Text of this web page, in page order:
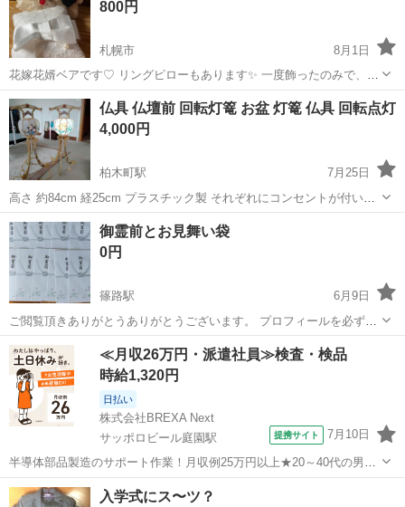
800円
札幌市
8月1日
花嫁花婿ベアです♡ リングピローもあります✨ 一度飾ったのみで、美
品です。 マスコットは、ウェディングベールもしていて、ストーンも
ついて、とても可愛らしいです！
北海道 札幌市 冠婚葬祭 リングピロー
仏具 仏壇前 回転灯篭 お盆 灯篭 仏具 回転点灯
4,000円
柏木町駅
7月25日
高さ 約84cm 経25cm プラスチック製 それぞれにコンセントが付いて
いて 電球の熱で灯篭の明かりががクルクル回転します(写真では1つし
か点灯していませんが両方動作確認ずみ です)40w100v 箱あり やや破
れ...
北海道 函館市 柏木町駅 冠婚葬祭
御霊前とお見舞い袋
0円
篠路駅
6月9日
ご閲覧頂きありがとうありがとうございます。 プロフィールを必ず読
んで下さい。 自宅のみ(⁎ᴗ͈ˬᴗ͈⁎)取引となります。
北海道 札幌市 篠路駅 冠婚葬祭
≪月収26万円・派遣社員≫検査・検品
時給1,320円
日払い
株式会社BREXA Next
サッポロビール庭園駅
提携サイト 7月10日
半導体部品製造のサポート作業！月収例25万円以上★20～40代の男女
活躍中！座り作業！空調完備なので1年中快適作業◎マイカー通勤OK
＆無料駐車場あり★作業着無償貸与◎《北海道恵庭市》 人気の工場の
北海道 恵庭市 サッポロビール庭園駅
入学式にス〜ツ？